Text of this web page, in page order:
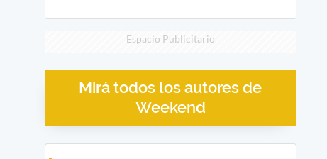
Espacio Publicitario
Mirá todos los autores de
Weekend